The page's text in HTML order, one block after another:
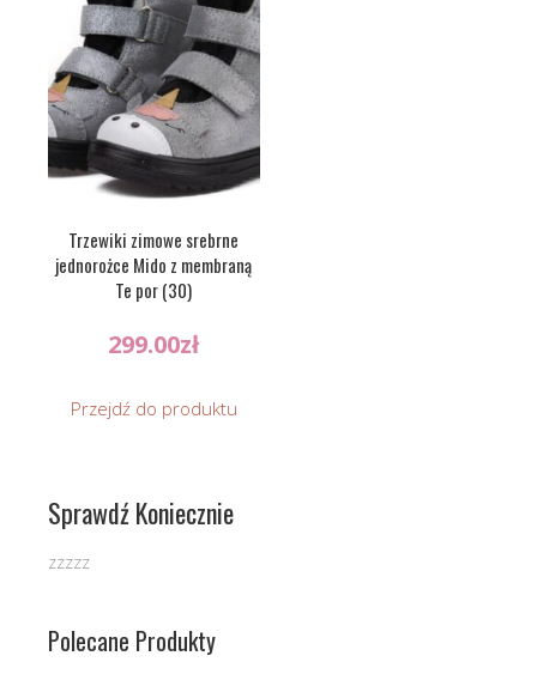
Trzewiki zimowe srebrne
jednorożce Mido z membraną
Te por (30)
299.00zł
Przejdź do produktu
Sprawdź Koniecznie
zzzzz
Polecane Produkty